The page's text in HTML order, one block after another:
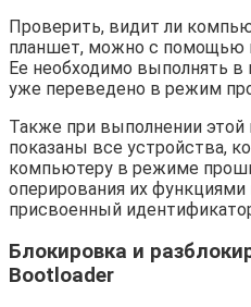
Проверить, видит ли
планшет, можно с помощью
Ее необходимо выполнять в
уже переведено в режим
Также при выполнении
показаны все устройства,
компьютеру в режиме
оперирования их функциями
присвоенный
Блокировка и
Bootloader